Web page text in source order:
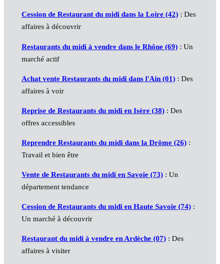
Cession de Restaurant du midi dans la Loire (42): Des
affaires à découvrir
Restaurants du midi à vendre dans le Rhône (69): Un
marché actif
Achat vente Restaurants du midi dans l'Ain (01): Des
affaires à voir
Reprise de Restaurants du midi en Isère (38): Des
offres accessibles
Reprendre Restaurants du midi dans la Drôme (26):
Travail et bien être
Vente de Restaurants du midi en Savoie (73): Un
département tendance
Cession de Restaurants du midi en Haute Savoie (74):
Un marché à découvrir
Restaurant du midi à vendre en Ardèche (07): Des
affaires à visiter